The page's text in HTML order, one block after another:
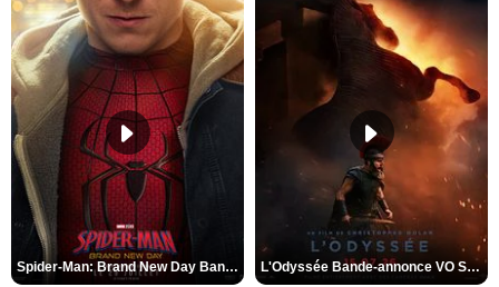
Spider-Man: Brand New Day Bande-annonce VO STFR L'Odyssée Bande-annonce VO STFR